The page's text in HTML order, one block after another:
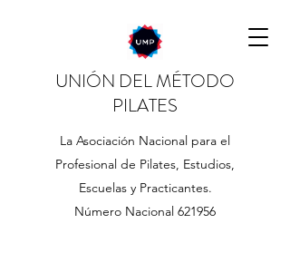
UNIÓN DEL MÉTODO
PILATES
La Asociación Nacional para el
Profesional de Pilates, Estudios,
Escuelas y Practicantes.
Número Nacional 621956